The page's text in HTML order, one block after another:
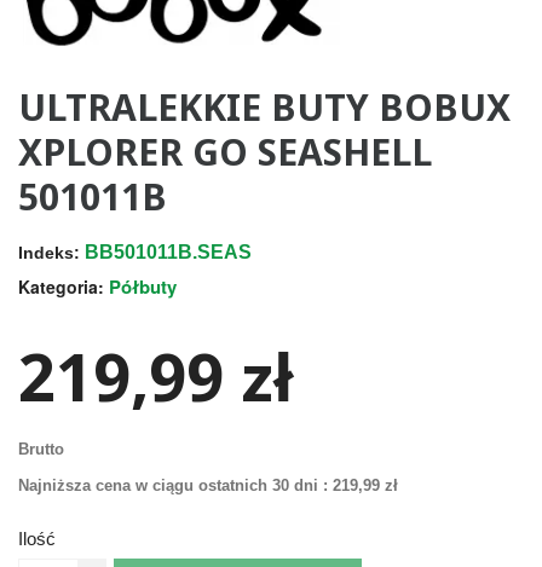
ULTRALEKKIE BUTY BOBUX
XPLORER GO SEASHELL
501011B
Indeks: BB501011B.SEAS
Kategoria: Półbuty
219,99 zł
Brutto
Najniższa cena w ciągu ostatnich 30 dni : 219,99 zł
Ilość